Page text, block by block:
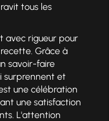
tous les
avec rigueur pour
Grâce à
savoir-faire
surprennent et
une célébration
une satisfaction
L'attention